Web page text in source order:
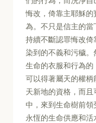
悔改，倚靠主耶穌
為。不只是信主的
持續不斷認罪悔改
染到的不義和污穢
生命的衣服和行為
可以得著屬天的權
天新地的資格，而
中，來到生命樹前
永恆的生命供應和活